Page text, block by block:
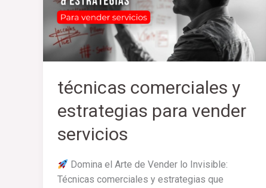
técnicas comerciales y
estrategias para vender
servicios
Domina el Arte de Vender lo Invisible:
Técnicas comerciales y estrategias que
vender
servicios